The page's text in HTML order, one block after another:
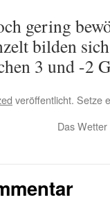
gering
bilden
3 und -2
veröffentlicht. Setze
Das